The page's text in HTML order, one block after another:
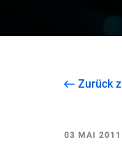
Zurück
03 MAI 2011